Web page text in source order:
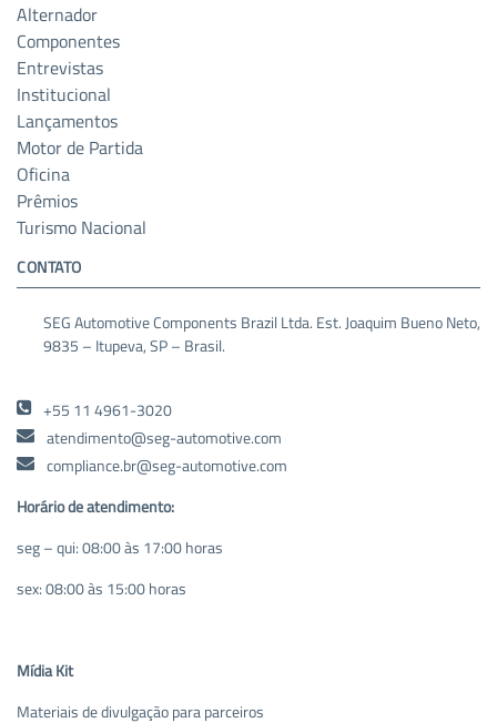
Alternador
Componentes
Entrevistas
Institucional
Lançamentos
Motor de Partida
Oficina
Prêmios
Turismo Nacional
CONTATO
SEG Automotive Components Brazil Ltda. Est. Joaquim Bueno Neto,
9835 – Itupeva, SP – Brasil.
+55 11 4961-3020
atendimento@seg-automotive.com
compliance.br@seg-automotive.com
Horário de atendimento:
seg – qui: 08:00 às 17:00 horas
sex: 08:00 às 15:00 horas
Mídia Kit
Materiais de divulgação para parceiros